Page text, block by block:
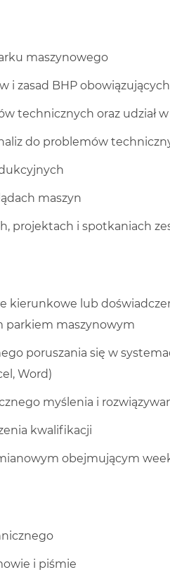
maszynowego
i zasad BHP
technicznych oraz udział
do problemów
maszyn
projektach i spotkaniach
kierunkowe lub
parkiem maszynowym
poruszania się w
Word)
myślenia i
kwalifikacji
obejmującym
i piśmie